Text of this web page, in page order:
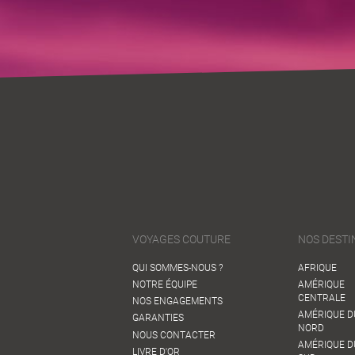
VOYAGES COUTURE
QUI SOMMES-NOUS ?
NOTRE ÉQUIPE
NOS ENGAGEMENTS
GARANTIES
NOUS CONTACTER
LIVRE D'OR
NOS
AFRIQUE
AMÉRIQUE
CENTRALE
AMÉRIQUE
NORD
AMÉRIQUE